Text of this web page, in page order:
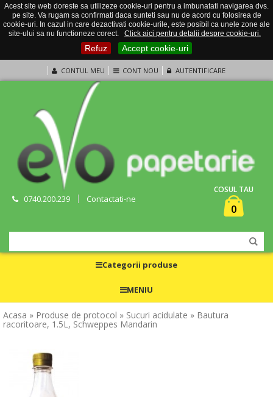
Acest site web doreste sa utilizeze cookie-uri pentru a imbunatati navigarea dvs.
pe site. Va rugam sa confirmati daca sunteti sau nu de acord cu folosirea de
cookie-uri. In cazul in care dezactivati cookie-urile, este posibil ca unele zone ale
site-ului sa nu functioneze corect.
Click aici pentru detalii despre cookie-uri.
Refuz Accept cookie-uri
CONTUL MEU CONT NOU AUTENTIFICARE
0740.200.239 Contactati-ne
COSUL TAU
0
Categorii produse
MENIU
Acasa » Produse de protocol » Sucuri acidulate » Bautura
racoritoare, 1.5L, Schweppes Mandarin